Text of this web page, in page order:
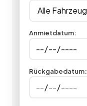
Anmietdatum:
Rückgabedatum: